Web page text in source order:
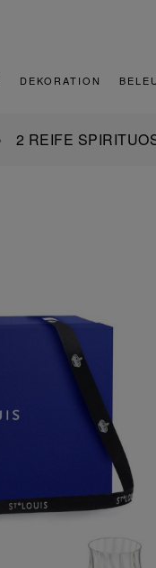
DEKORATION
2 REIFE